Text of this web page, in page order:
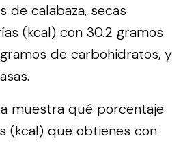
de calabaza, secas
(kcal) con 30.2 gramos
de carbohidratos, y
muestra qué porcentaje
(kcal) que obtienes con